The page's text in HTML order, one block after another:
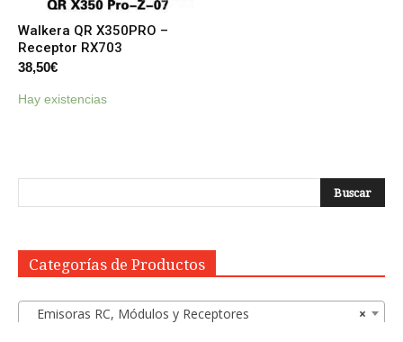
Walkera QR X350PRO –
Receptor RX703
38,50€
Hay existencias
Categorías de Productos
×
Emisoras RC, Módulos y Receptores